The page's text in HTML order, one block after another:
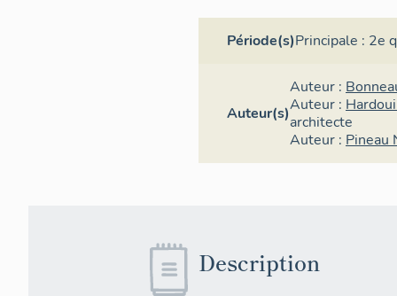
Période(s)Principale : 2e
Auteur(s)
Auteur :
Auteur :
architecte
Auteur : Pineau
Description